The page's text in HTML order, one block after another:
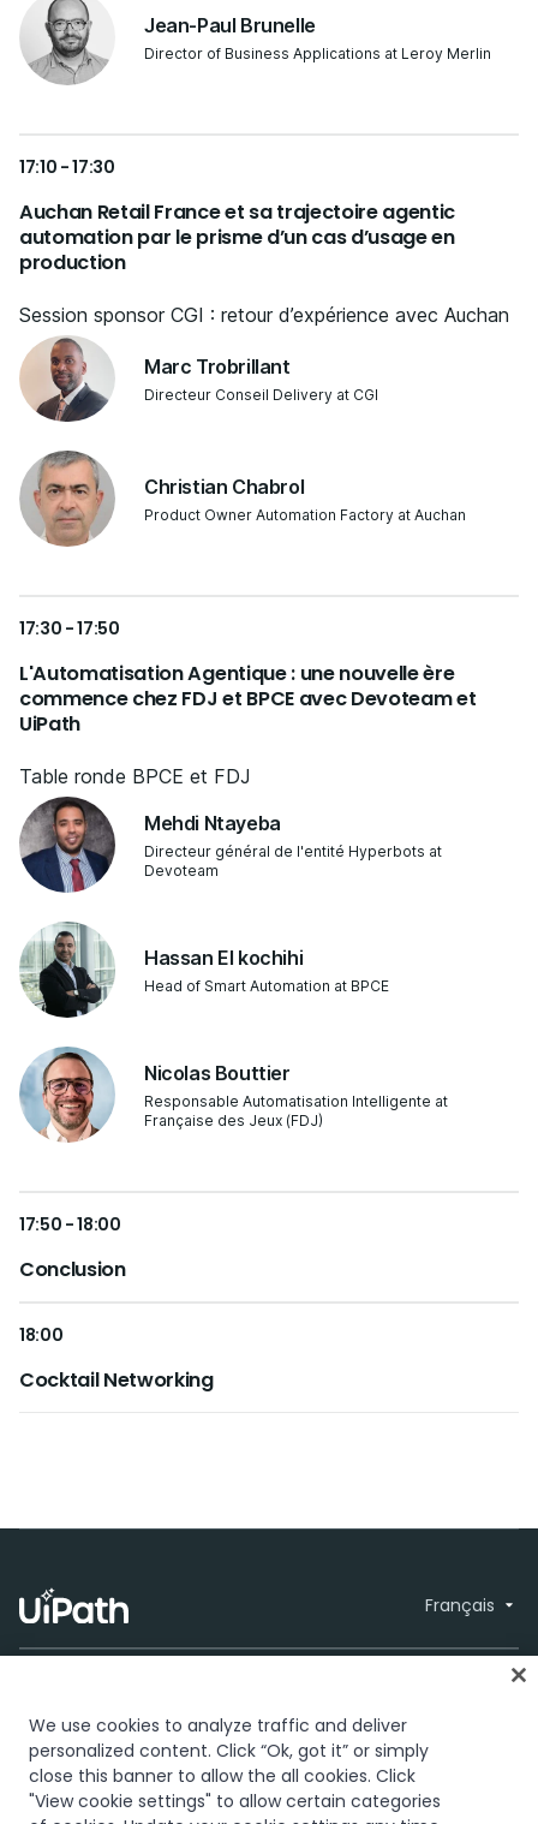
Jean-Paul Brunelle
Director of Business Applications at Leroy Merlin
17:10 - 17:30
Auchan Retail France et sa trajectoire agentic
automation par le prisme d’un cas d’usage en
production
Session sponsor CGI : retour d’expérience avec Auchan
Marc Trobrillant
Directeur Conseil Delivery at CGI
Christian Chabrol
Product Owner Automation Factory at Auchan
17:30 - 17:50
L'Automatisation Agentique : une nouvelle ère
commence chez FDJ et BPCE avec Devoteam et
UiPath
Table ronde BPCE et FDJ
Mehdi Ntayeba
Directeur général de l'entité Hyperbots at
Devoteam
Hassan El kochihi
Head of Smart Automation at BPCE
Nicolas Bouttier
Responsable Automatisation Intelligente at
Française des Jeux (FDJ)
17:50 - 18:00
Conclusion
18:00
Cocktail Networking
Français
Confiance et sécurité
Terms of Use
Privacy Policy
Cookies Policy Your
© 2005-2026
UiPath. All rights
We use cookies to analyze traffic and deliver
personalized content. Click “Ok, got it” or simply
close this banner to allow the all cookies. Click
"View cookie settings" to allow certain categories